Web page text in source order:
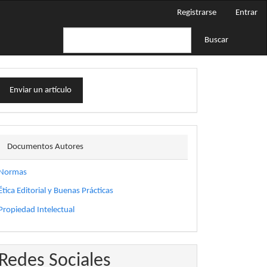
Registrarse Entrar
Buscar
Enviar un artículo
docautor
Documentos Autores
Editorial y Buenas Prácticas
Intelectual
Redes Sociales